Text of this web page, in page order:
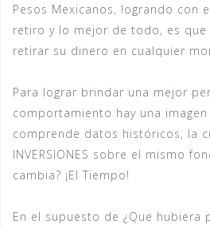
Pesos Mexicanos, logrando con
retiro y lo mejor de todo, es que
retirar su dinero en cualquier
Para lograr brindar una mejor
comportamiento hay una
comprende datos históricos, la
INVERSIONES sobre el mismo
cambia? ¡El Tiempo!
En el supuesto de ¿Que hubiera